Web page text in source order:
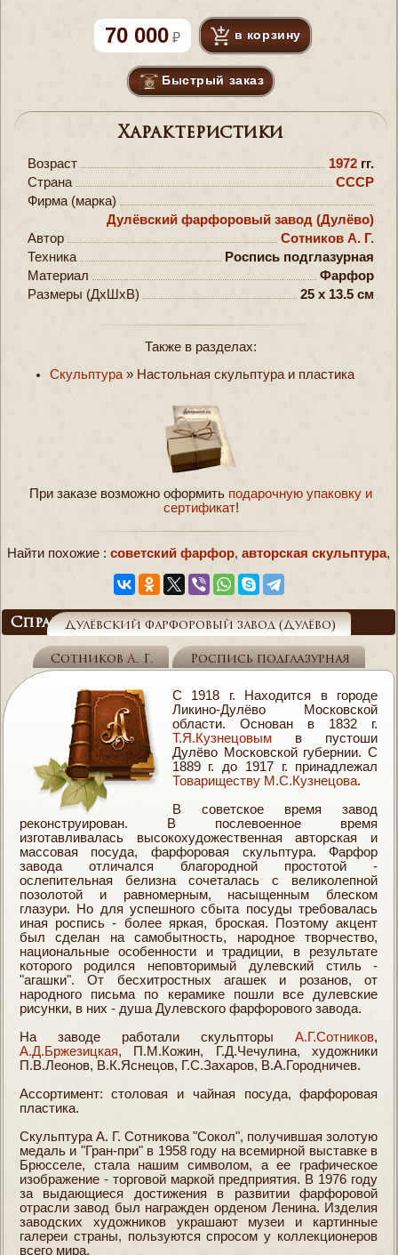
70 000 в корзину
Быстрый заказ
Характеристики
Возраст 1972 гг.
Страна
СССР
Фирма (марка)
Дулёвский фарфоровый завод (Дулёво)
Автор
Сотников А. Г.
Техника
Роспись подглазурная
Материал
Фарфор
Размеры (ДxШxВ)
25 x 13.5 см
Также в разделах:
Скульптура » Настольная скульптура и пластика
При заказе возможно оформить подарочную упаковку и
сертификат!
Найти похожие : советский фарфор, авторская скульптура,
СправочникДулёвский фарфоровый завод (Дулёво)
Сотников А. Г. Роспись подглазурная
С 1918 г. Находится в городе
Ликино-Дулёво Московской
области. Основан в 1832 г.
Т.Я.Кузнецовымв пустоши
Дулёво Московской губернии. С
1889 г. до 1917 г. принадлежал
Товариществу М.С.Кузнецова.
В советское время завод
реконструирован. В послевоенное время
изготавливалась высокохудожественная авторская и
массовая посуда, фарфоровая скульптура. Фарфор
завода отличался благородной простотой -
ослепительная белизна сочеталась с великолепной
позолотой и равномерным, насыщенным блеском
глазури. Но для успешного сбыта посуды требовалась
иная роспись - более яркая, броская. Поэтому акцент
был сделан на самобытность, народное творчество,
национальные особенности и традиции, в результате
которого родился неповторимый дулевский стиль -
"агашки". От бесхитростных агашек и розанов, от
народного письма по керамике пошли все дулевские
рисунки, в них - душа Дулевского фарфорового завода.
На заводе работали скульпторыА.Г.Сотников,
А.Д.Бржезицкая, П.М.Кожин, Г.Д.Чечулина, художники
П.В.Леонов, В.К.Яснецов, Г.С.Захаров, В.А.Городничев.
Ассортимент: столовая и чайная посуда, фарфоровая
пластика.
Скульптура А. Г. Сотникова "Сокол", получившая золотую
медаль и "Гран-при" в 1958 году на всемирной выставке в
Брюсселе, стала нашим символом, а ее графическое
изображение - торговой маркой предприятия. В 1976 году
за выдающиеся достижения в развитии фарфоровой
отрасли завод был награжден орденом Ленина. Изделия
заводских художников украшают музеи и картинные
галереи страны, пользуются спросом у коллекционеров
всего мира.